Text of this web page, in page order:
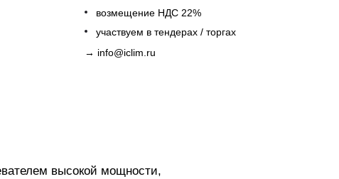
возмещение НДС 22%
участвуем в тендерах / торгах
→ info@iclim.ru
высокой мощности,